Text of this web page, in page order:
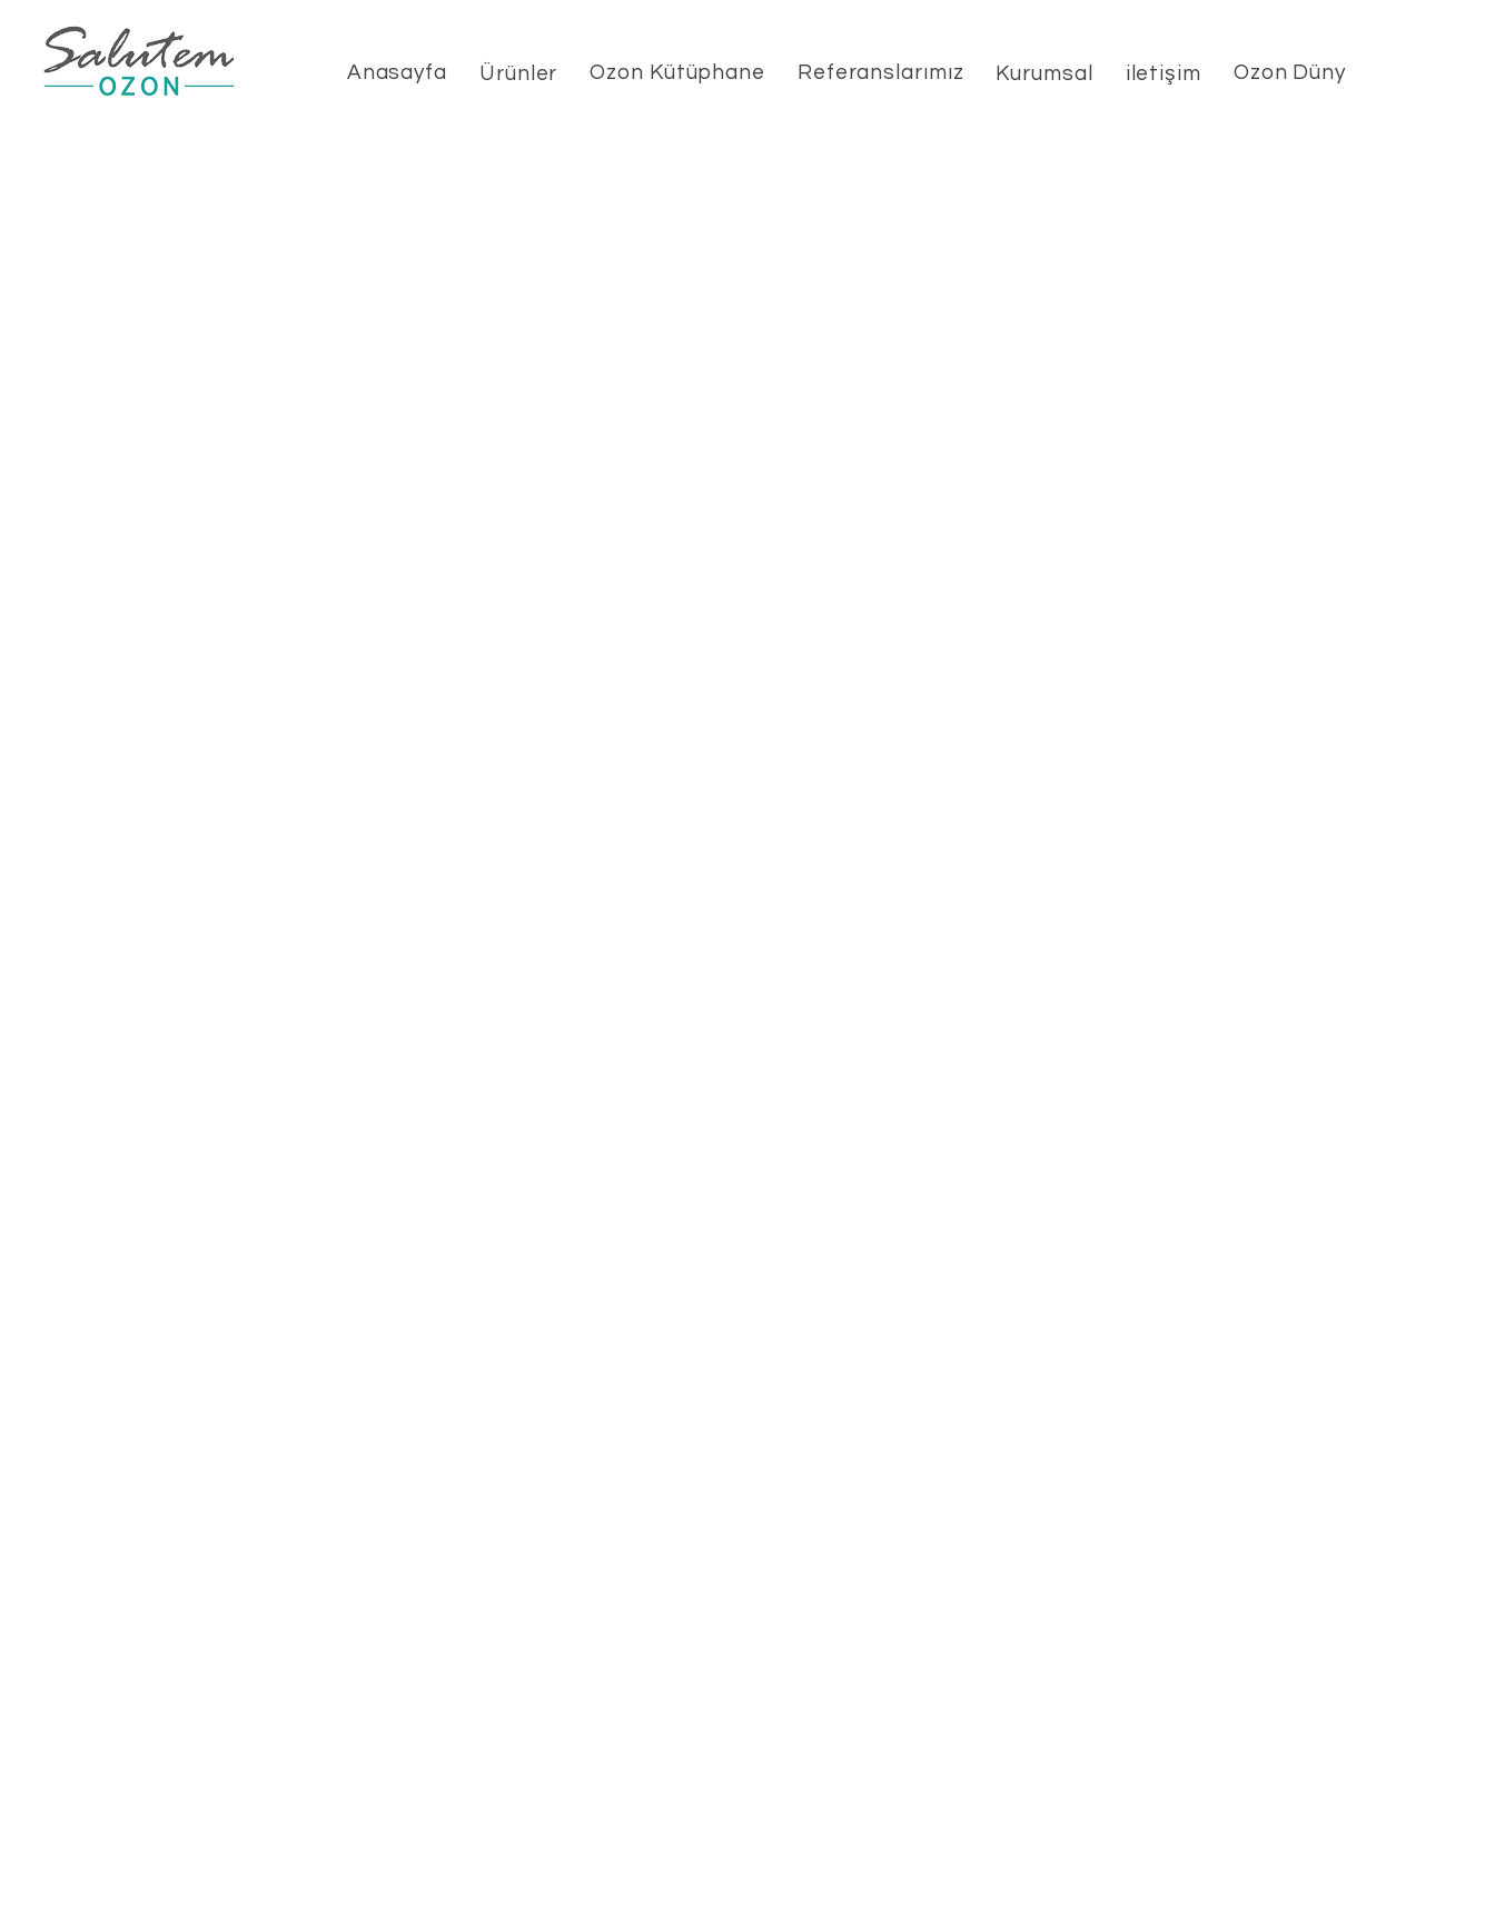
Anasayfa Ürünler Ozon Kütüphane Referanslarımız Kurumsal iletişim Ozon Dünyası